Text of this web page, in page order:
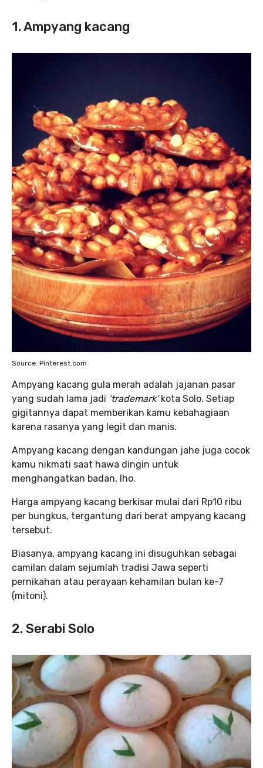
1. Ampyang kacang
Source: Pinterest.com
Ampyang kacang gula merah adalah jajanan pasar
yang sudah lama jadi ‘trademark’kota Solo. Setiap
gigitannya dapat memberikan kamu kebahagiaan
karena rasanya yang legit dan manis.
Ampyang kacang dengan kandungan jahe juga cocok
kamu nikmati saat hawa dingin untuk
menghangatkan badan, lho.
Harga ampyang kacang berkisar mulai dari Rp10 ribu
per bungkus, tergantung dari berat ampyang kacang
tersebut.
Biasanya, ampyang kacang ini disuguhkan sebagai
camilan dalam sejumlah tradisi Jawa seperti
pernikahan atau perayaan kehamilan bulan ke-7
(mitoni).
2. Serabi Solo